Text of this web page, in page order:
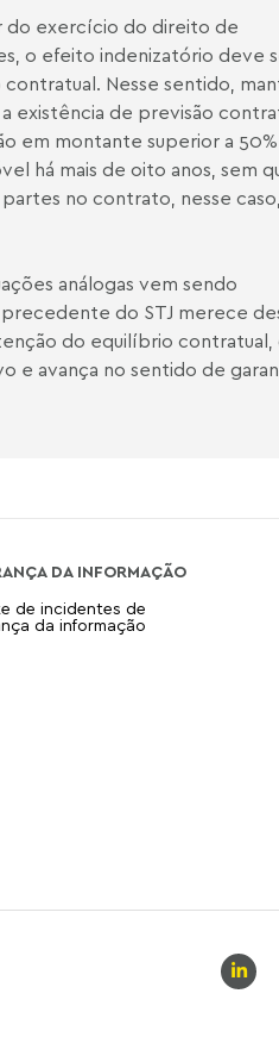
do exercício do direito de
o efeito indenizatório deve
Nesse sentido,
existência de previsão
em montante superior a
há mais de oito anos, sem
no contrato, nesse caso,
análogas vem sendo
do STJ merece
do equilíbrio contratual,
e avança no sentido de
DA INFORMAÇÃO
de incidentes de
da informação